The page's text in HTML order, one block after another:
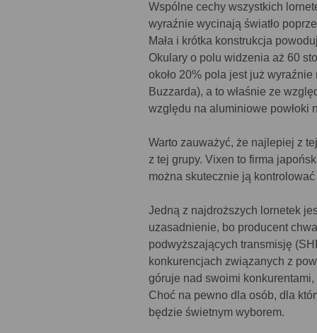
Wspólne cechy wszystkich
wyraźnie wycinają światło
Mała i krótka konstrukcja
Okulary o polu widzenia aż 60
około 20% pola jest już
Buzzarda), a to właśnie ze
względu na aluminiowe powłoki
Warto zauważyć, że najlepiej z
z tej grupy. Vixen to firma
można skutecznie ją
Jedną z najdroższych lornetek
uzasadnienie, bo producent
podwyższających transmisję
konkurencjach związanych z
góruje nad swoimi
Choć na pewno dla osób, dla
będzie świetnym wyborem.